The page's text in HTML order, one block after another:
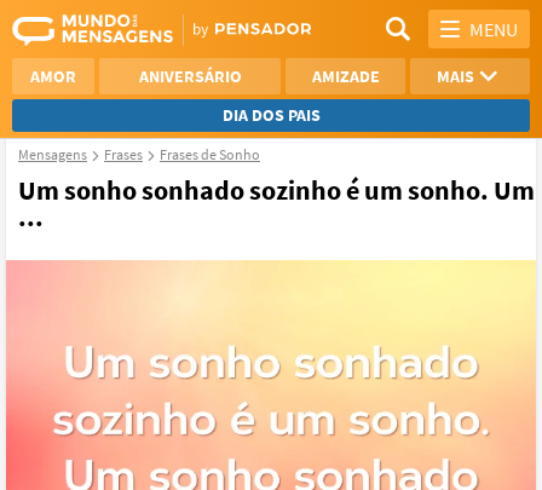
MENU
AMOR ANIVERSÁRIO AMIZADE
MAIS
DIA DOS PAIS
REFLEXÃO
AGRADECIMENTO
Mensagens Frases Frases de Sonho
Um sonho sonhado sozinho é um sonho. Um
...